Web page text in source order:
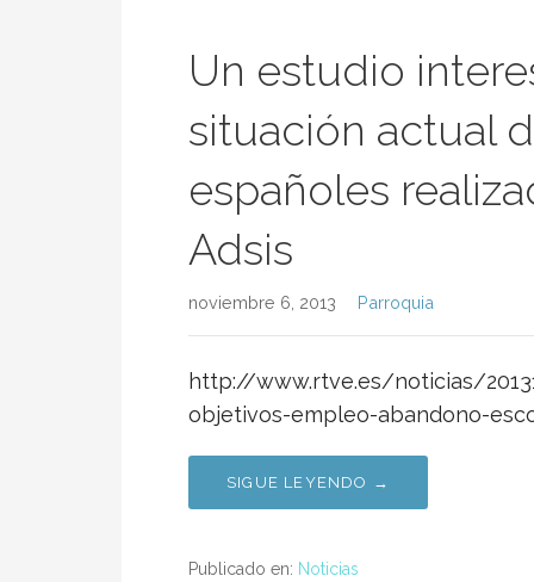
Un estudio
situación actual
españoles
Adsis
noviembre 6, 2013 Parroquia
http://www.rtve.es/noticias/
objetivos-empleo-abandono-
SIGUE LEYENDO →
Publicado en: Noticias